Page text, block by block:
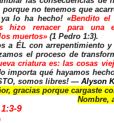
porque no tenemos que
ya lo ha hecho! «Bendito el
hizo renacer para una
muertos» (1 Pedro 1:3).
a ÉL con arrepentimiento
el proceso de
criatura es: las cosas
importa qué hayamos
somos libres! — Alyson
gracias porque cargaste
Nombre,
9